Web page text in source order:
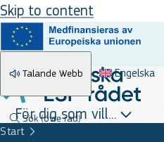
Skip to content
Talande Webb Engelska
Sök(övre rad)
För dig som vill...
Start